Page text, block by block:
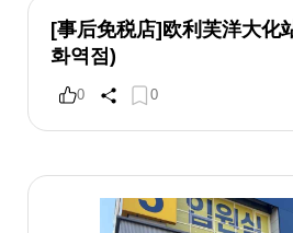
[事后免税店]欧利芙洋大化
화역점)
0 0